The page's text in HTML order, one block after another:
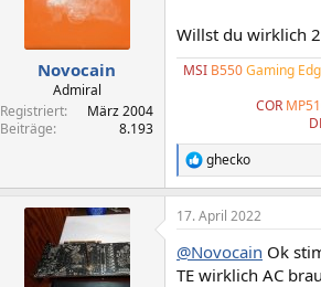
Novocain
Admiral
Registriert
März 2004
Beiträge
8.193
Willst du wirklich
MSI B550 Gaming
COR
R
e
a
k
i
o
ghecko
17. April 2022
@Novocain Ok
TE wirklich AC